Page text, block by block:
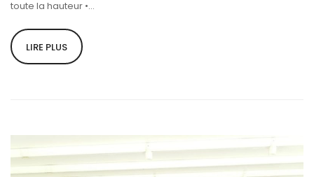
toute la hauteur •...
LIRE PLUS